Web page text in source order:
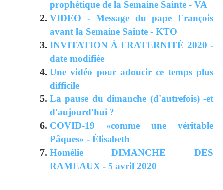
prophétique de la Semaine Sainte - VA
VIDEO - Message du pape François
avant la Semaine Sainte - KTO
INVITATION À FRATERNITÉ 2020 -
date modifiée
Une vidéo pour adoucir ce temps plus
difficile
La pause du dimanche (d'autrefois) -et
d'aujourd'hui ?
COVID-19 «comme une véritable
Pâques» - Élisabeth
Homélie DIMANCHE DES
RAMEAUX - 5 avril 2020